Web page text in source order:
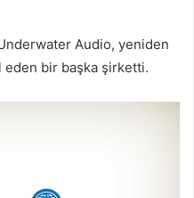
Audio, yeniden
eden bir başka şirketti.